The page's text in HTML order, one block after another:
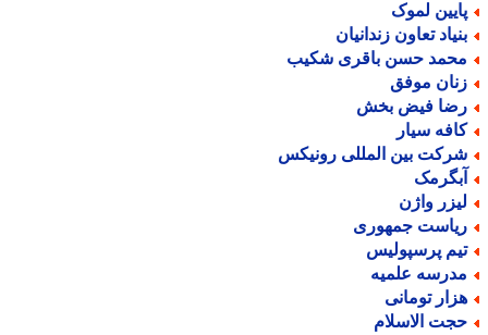
لموک
تعاون زندانیان
حسن باقری شکیب
موفق
فیض بخش
سیار
بین المللی رونیکس
واژن
جمهوری
پرسپولیس
علمیه
تومانی
الاسلام